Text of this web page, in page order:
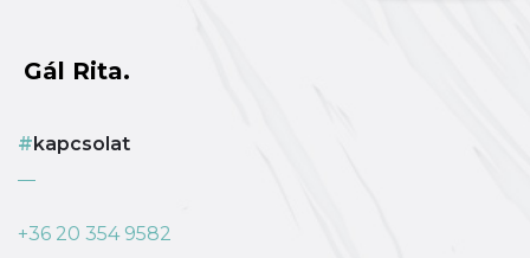
Gál Rita.
kapcsolat
+36 20 354 9582